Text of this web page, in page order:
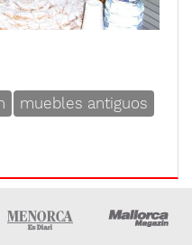
muebles antiguos
hora Ibiza Menorca • Es Diari